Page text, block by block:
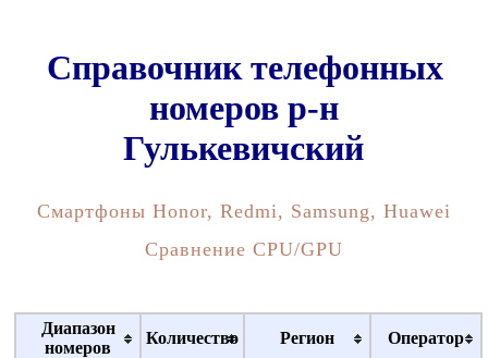
Справочник телефонных
номеров р-н
Гулькевичский
Смартфоны Honor, Redmi, Samsung, Huawei
Сравнение CPU/GPU
Диапазон
номеров
Количество Регион Оператор